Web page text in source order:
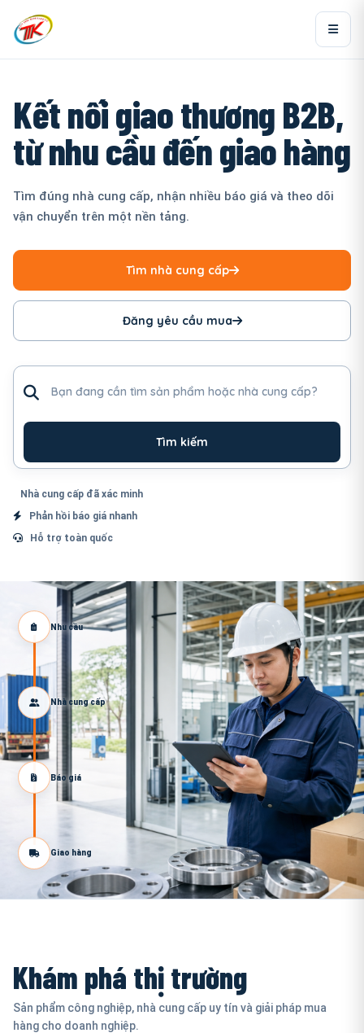
Kết nối giao thương B2B,
từ nhu cầu đến giao hàng
Tìm đúng nhà cung cấp, nhận nhiều báo giá và theo dõi
vận chuyển trên một nền tảng.
Tìm nhà cung cấp
Đăng yêu cầu mua
Tìm kiếm
Nhà cung cấp đã xác minh
Phản hồi báo giá nhanh
Hỗ trợ toàn quốc
Nhu cầu
Nhà cung cấp
Báo giá
Giao hàng
Khám phá thị trường
Sản phẩm công nghiệp, nhà cung cấp uy tín và giải pháp mua
hàng cho doanh nghiệp.